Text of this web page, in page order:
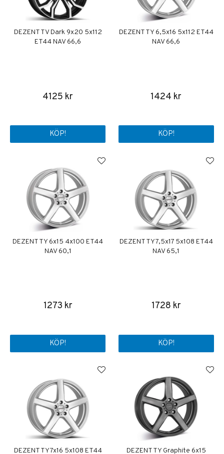
DEZENT TV Dark 9x20 5x112
ET44 NAV 66,6
4125 kr
KÖP!
DEZENT TY 6,5x16 5x112 ET44
NAV 66,6
1424 kr
KÖP!
DEZENT TY 6x15 4x100 ET44
NAV 60,1
1273 kr
KÖP!
DEZENT TY 7,5x17 5x108 ET44
NAV 65,1
1728 kr
KÖP!
DEZENT TY 7x16 5x108 ET44 DEZENT TY Graphite 6x15